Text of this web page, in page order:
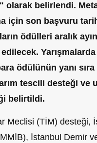
olarak belirlendi.
için son başvuru
ödülleri aralık
Yarışmalarda
ödülünün yanı sıra
tescili desteği ve
belirtildi.
Meclisi (TİM) desteği,
İstanbul Demir